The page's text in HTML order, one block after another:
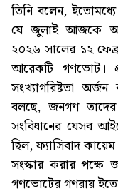
তিনি বলেন,
যে জুলাই আজকে
২০২৬ সালের ১২
আরেকটি গণভোট।
সংখ্যাগরিষ্টতা
বলছে, জনগণ
সংবিধানের যেসব
ছিল, ফ্যাসিবাদ
সংস্কার করার পক্ষে
গণভোটের গণরায়